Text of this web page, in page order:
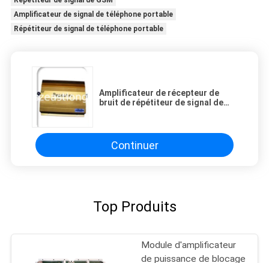
Amplificateur de signal de téléphone portable
Répétiteur de signal de téléphone portable
Amplificateur de récepteur de
bruit de répétiteur de signal de
Continuer
Top Produits
Module d'amplificateur
de puissance de blocage